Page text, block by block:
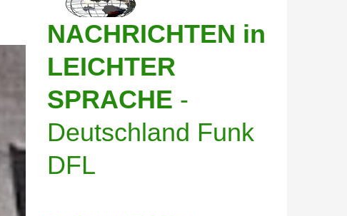
NACHRICHTEN in
LEICHTER
SPRACHE -
Deutschland Funk
DFL